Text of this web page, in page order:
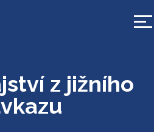
z jižního